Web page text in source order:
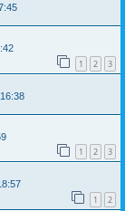
1 2 3
1 2 3
1 2